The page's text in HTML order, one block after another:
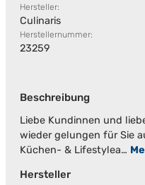
Hersteller:
Culinaris
Herstellernummer:
23259
Beschreibung
Liebe Kundinnen und
wieder gelungen für Sie
Küchen- & Lifestylea…
Hersteller